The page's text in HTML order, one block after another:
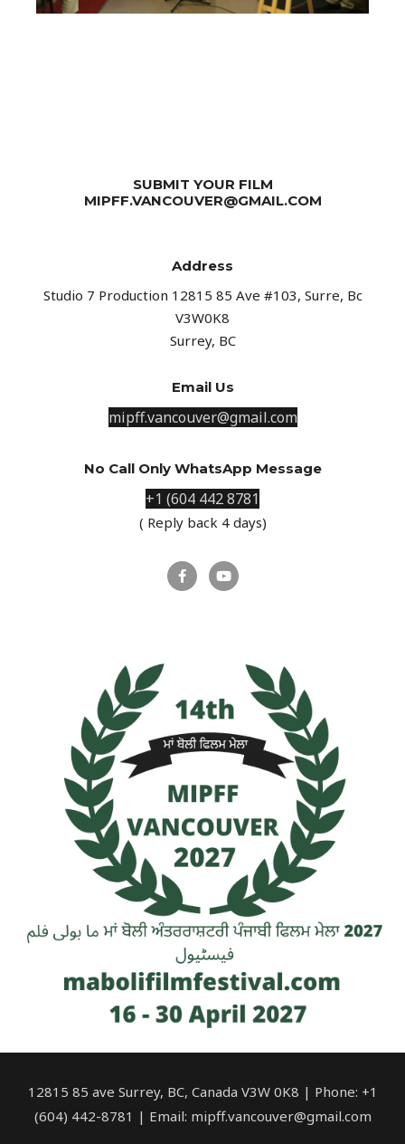
SUBMIT YOUR FILM
MIPFF.VANCOUVER@GMAIL.COM
Address​
Studio 7 Production 12815 85 Ave #103, Surre, Bc
V3W0K8
Surrey, BC
Email Us
mipff.vancouver@gmail.com
No Call Only WhatsApp Message
+1 (604 442 8781
( Reply back 4 days)
12815 85 ave Surrey, BC, Canada V3W 0K8 | Phone: +1
(604) 442-8781 | Email: mipff.vancouver@gmail.com